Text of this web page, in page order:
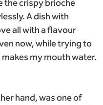
the crispy brioche
A dish with
all with a flavour
now, while trying to
my mouth water.
hand, was one of